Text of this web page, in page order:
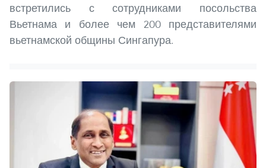
встретились с сотрудниками посольства
Вьетнама и более чем 200 представителями
вьетнамской общины Сингапура.